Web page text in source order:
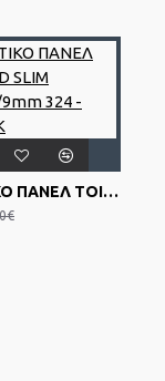
ΑΚΟΥΣΤΙΚΟ ΠΑΝΕΛ TOIXOY 3D SLIM 2760/600/9mm 324 - GRAY.OAK